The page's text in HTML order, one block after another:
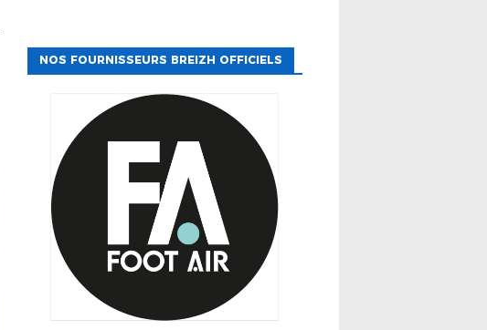
NOS FOURNISSEURS BREIZH OFFICIELS